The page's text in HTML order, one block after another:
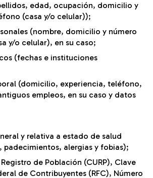
edad, ocupación, domicilio y
(casa y/o celular));
(nombre, domicilio y número
y/o celular), en su caso;
(fechas e instituciones
(domicilio, experiencia, teléfono,
empleos, en su caso y datos
y relativa a estado de salud
padecimientos, alergias y fobias);
de Población (CURP), Clave
de Contribuyentes (RFC), Número